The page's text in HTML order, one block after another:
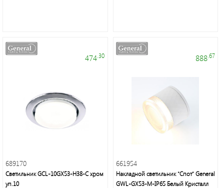
Осветительная
474.30
689170
Светильник GCL-10GX53-H38-C хром
уп.10
888 .67
661954
Накладной светильник "Спот" General
GWL-GX53-M-IP65 Белый Кристалл